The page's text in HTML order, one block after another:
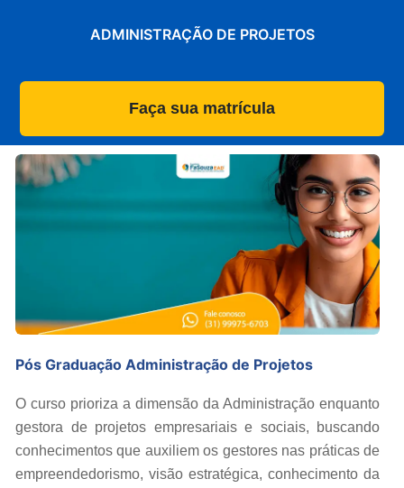
ADMINISTRAÇÃO DE PROJETOS
Faça sua matrícula
Pós Graduação Administração de Projetos
O curso prioriza a dimensão da Administração enquanto
gestora de projetos empresariais e sociais, buscando
conhecimentos que auxiliem os gestores nas práticas de
empreendedorismo, visão estratégica, conhecimento da